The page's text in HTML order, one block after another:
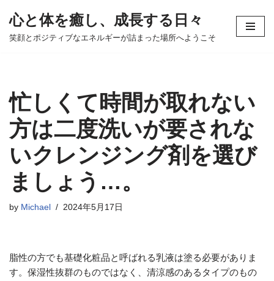
コ
ツ
へ
ス
キ
ッ
プ
心と体を癒し、成長する日々
笑顔とポジティブなエネルギーが詰まった場所へようこそ
忙しくて時間が取れない
方は二度洗いが要されな
いクレンジング剤を選び
ましょう…。
by Michael 2024年5月17日
脂性の方でも基礎化粧品と呼ばれる乳液は塗る必要がありま
す。保湿性抜群のものではなく、清涼感のあるタイプのもの